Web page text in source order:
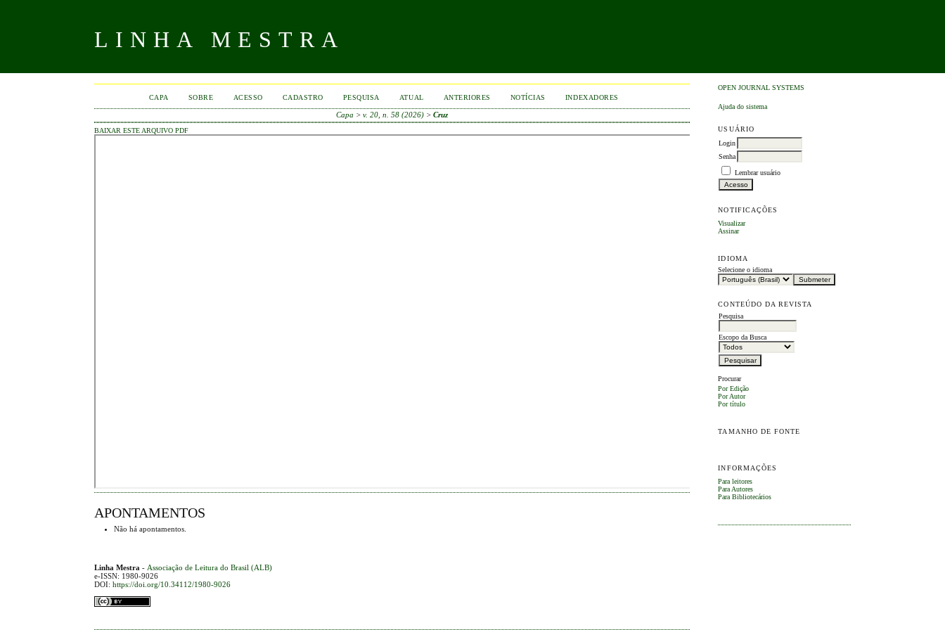
LINHA MESTRA
OPEN JOURNAL SYSTEMS
Ajuda do sistema
USUÁRIO
Login
Senha
Lembrar usuário
NOTIFICAÇÕES
Visualizar
Assinar
IDIOMA
Selecione o idioma
CONTEÚDO DA REVISTA
Pesquisa
Escopo da Busca
Procurar
Por Edição
Por Autor
Por título
TAMANHO DE FONTE
INFORMAÇÕES
Para leitores
Para Autores
Para Bibliotecários
CAPA SOBRE ACESSO CADASTRO PESQUISA ATUAL ANTERIORES NOTÍCIAS INDEXADORES
Capa >v. 20, n. 58 (2026) >Cruz
BAIXAR ESTE ARQUIVO PDF
APONTAMENTOS
Não há apontamentos.
Linha Mestra- Associação de Leitura do Brasil (ALB)
e-ISSN: 1980-9026
DOI:https://doi.org/10.34112/1980-9026